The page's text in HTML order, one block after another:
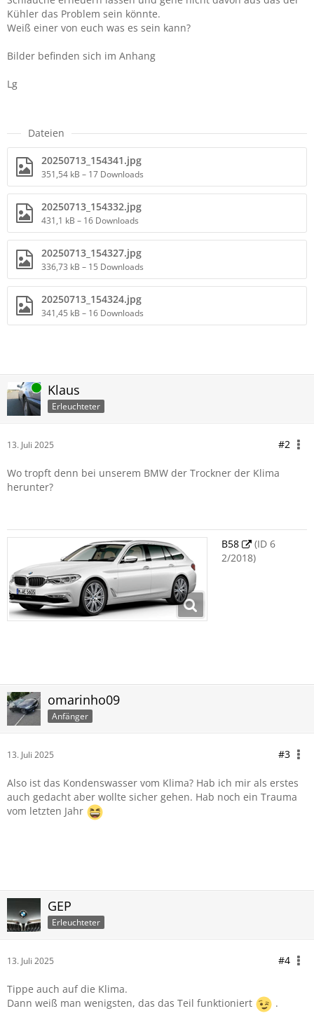
Kühler das Problem sein könnte.
Weiß einer von euch was es sein kann?
Bilder befinden sich im Anhang
Lg
Dateien
20250713_154341.jpg
351,54 kB – 17 Downloads
20250713_154332.jpg
431,1 kB – 16 Downloads
20250713_154327.jpg
336,73 kB – 15 Downloads
20250713_154324.jpg
341,45 kB – 16 Downloads
Online Klaus
Erleuchteter
13. Juli 2025 #2
Wo tropft denn bei unserem BMW der Trockner der Klima
herunter?
B58
(ID 6
2/2018)
omarinho09
Anfänger
13. Juli 2025 #3
Also ist das Kondenswasser vom Klima? Hab ich mir als erstes
auch gedacht aber wollte sicher gehen. Hab noch ein Trauma
vom letzten Jahr
GEP
Erleuchteter
13. Juli 2025 #4
Tippe auch auf die Klima.
Dann weiß man wenigsten, das das Teil funktioniert
.